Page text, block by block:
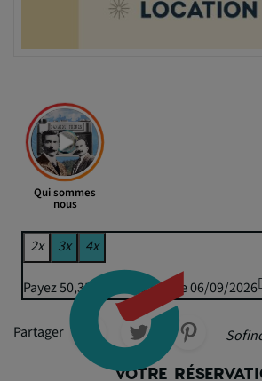
Qui sommes
nous
2x 3x 4x
Payez 50,35 € puis 49,50 € le 06/09/2026
Partager
VOTRE